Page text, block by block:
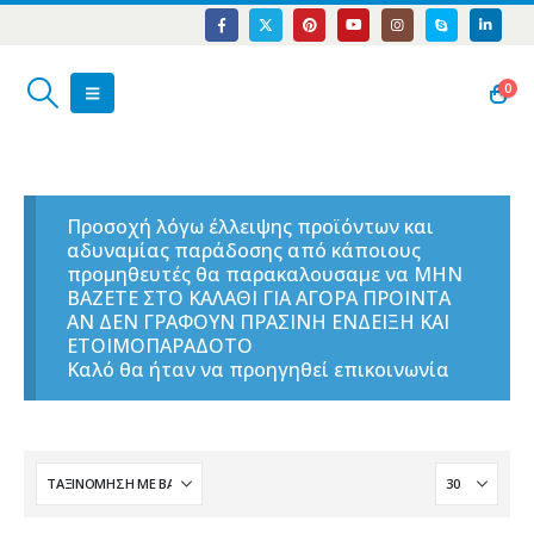
0
Προσοχή λόγω έλλειψης προϊόντων και
αδυναμίας παράδοσης από κάποιους
προμηθευτές θα παρακαλουσαμε να ΜΗΝ
ΒΑΖΕΤΕ ΣΤΟ ΚΑΛΑΘΙ ΓΙΑ ΑΓΟΡΑ ΠΡΟΙΝΤΑ
ΑΝ ΔΕΝ ΓΡΑΦΟΥΝ ΠΡΑΣΙΝΗ ΕΝΔΕΙΞΗ ΚΑΙ
ΕΤΟΙΜΟΠΑΡΑΔΟΤΟ
Καλό θα ήταν να προηγηθεί επικοινωνία